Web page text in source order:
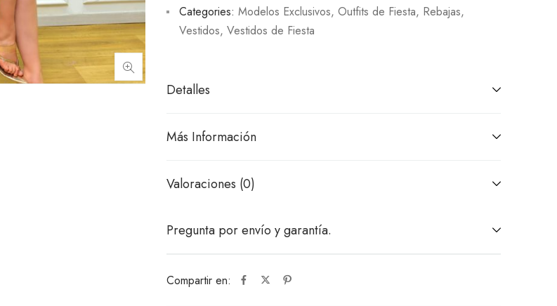
Compartir en:
Categories: Modelos Exclusivos,Outfits de Fiesta, Rebajas,
Vestidos,Vestidos de Fiesta
Detalles
Más Información
Valoraciones (0)
Pregunta por envío y garantía.